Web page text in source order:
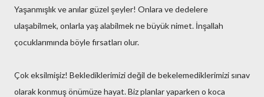
Yaşanmışlık ve anılar güzel şeyler! Onlara ve dedelere
ulaşabilmek, onlarla yaş alabilmek ne büyük nimet. İnşallah
çocuklarımında böyle fırsatları olur.
Çok eksilmişiz! Beklediklerimizi değil de bekelemediklerimizi sınav
olarak konmuş önümüze hayat. Biz planlar yaparken o koca